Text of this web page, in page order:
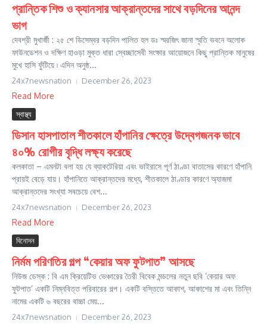
প্রান্তিক শিশু ও ক্যানসার আক্রান্তদের সাথে বড়দিনের আনন্দ
ভাগ
দেবশ্রী মুখার্জী : ২৫ শে ডিসেম্বর বড়দিন পালিত হল ডঃ স্মরজিৎ জানা স্মৃতি ভবনে অলোক
ফাউনডেশন ও দক্ষিণ হাওড়া মুক্ত ধারা স্বেচ্ছাসেবী সংক্ষার আয়োজনে কিছু প্রান্তিক মানুষের
মুখে হাসি ফুঁটিয়ে ৷ এদিন অনুষ্ঠ...
24x7newsnation December 26, 2023
Read More
স্বাস্থ্য
ডিসান হাসপাতাল শীতকালে হাঁপানির ক্ষেত্রে উদ্বেগজনক ভাবে
৪০% রোগীর বৃদ্ধি লক্ষ্য করেছে
কলকাতা – এমনটা বলা হয় যে ব্যাকটেরিয়া এবং ভাইরাসে পূর্ণ ঠাণ্ডা বাতাসের কারণে হাঁপানি
প্রায়ই বেড়ে যায়। হাঁপানিতে আক্রান্তদের মধ্যে, শীতকালে ঠাণ্ডার কারণে অ্যাজমা
আক্রান্তদের সংখ্যা সবচেয়ে বেশ...
24x7newsnation December 26, 2023
Read More
বিনোদন
নির্মম পরিণতির গল্প “কেয়ার অফ ফুটপাত” আসছে
নিউজ ডেস্ক : বি এম ক্রিয়েটিভ ভেঞ্চারের তৈরী বিবেক মন্ডলের নতুন ছবি ‘কেয়ার অফ
ফুটপাত’ একটি নিম্নবিত্ত পরিবারের গল্প। একটি বস্তিতে আকাশ, আকাশের মা এবং তিন্নি
নামের একটি ৬ বছরের বাচ্চা মেয়...
24x7newsnation December 26, 2023